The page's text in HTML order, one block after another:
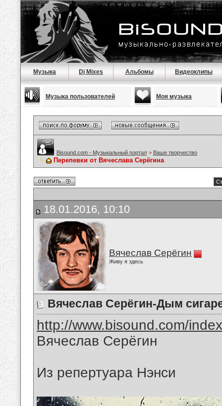
Музыка Dj Mixes Альбомы Видеоклипы
Музыка пользователей Моя музыка
Bisound.com - Музыкальный портал > Ваше творчество
Перепевки от Вячеслава Серёгина
18.01.2016, 10:10
Вячеслав Серёгин
Живу я здесь
Вячеслав Серёгин-Дым
http://www.bisound.com/
Вячеслав Серёгин
Из репертуара Нэнси